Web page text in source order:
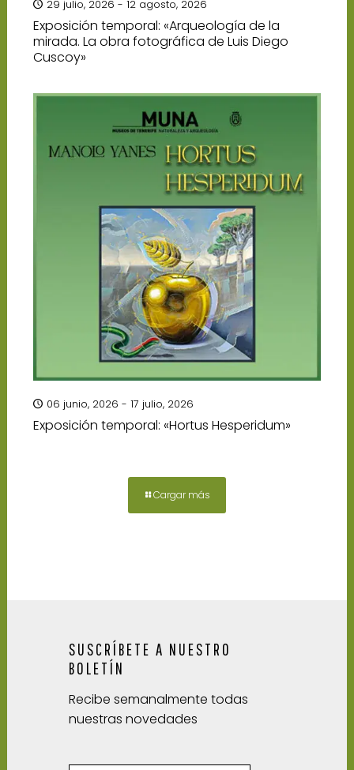
29 julio, 2026 - 12 agosto, 2026
Exposición temporal: «Arqueología de la
mirada. La obra fotográfica de Luis Diego
Cuscoy»
06 junio, 2026 - 17 julio, 2026
Exposición temporal: «Hortus Hesperidum»
Cargar más
SUSCRÍBETE A NUESTRO
BOLETÍN
Recibe semanalmente todas
nuestras novedades